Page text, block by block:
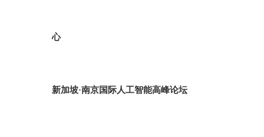
心
新加坡·南京国际人工智能高峰论坛